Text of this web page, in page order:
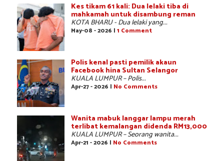
Kes tikam 61 kali: Dua lelaki tiba di
mahkamah untuk disambung reman
KOTA BHARU - Dua lelaki yang...
May-08 - 2026 | 1 Comment
Polis kenal pasti pemilik akaun
Facebook hina Sultan Selangor
KUALA LUMPUR – Polis...
Apr-27 - 2026 | No Comments
Wanita mabuk langgar lampu merah
terlibat kemalangan didenda RM13,000
KUALA LUMPUR – Seorang wanita...
Apr-21 - 2026 | No Comments